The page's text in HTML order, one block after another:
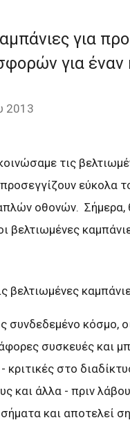
για
για
2013
τις
εύκολα
οθονών. Σήμερα,
βελτιωμένες
βελτιωμένες
συνδεδεμένο κόσμο,
συσκευές και
κριτικές στο
και άλλα - πριν
και αποτελεί